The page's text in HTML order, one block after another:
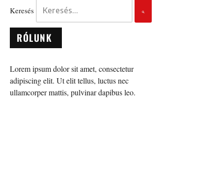
Keresés
RÓLUNK
Lorem ipsum dolor sit amet, consectetur
adipiscing elit. Ut elit tellus, luctus nec
ullamcorper mattis, pulvinar dapibus leo.